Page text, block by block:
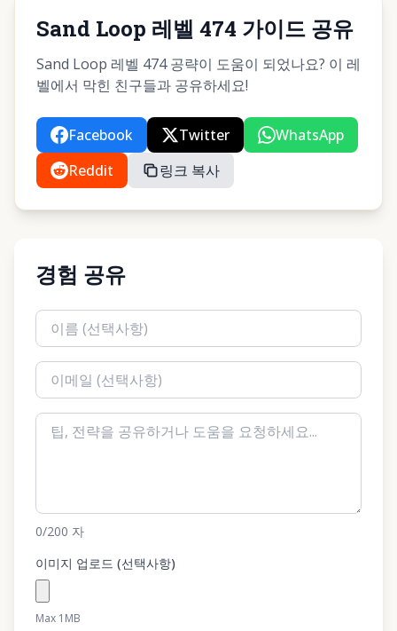
Sand Loop 레벨 474 가이드 공유
Sand Loop 레벨 474 공략이 도움이 되었나요? 이 레
벨에서 막힌 친구들과 공유하세요!
Facebook Twitter
WhatsApp
Reddit
링크 복사
경험 공유
0/200 자
이미지 업로드 (선택사항)
Max 1MB